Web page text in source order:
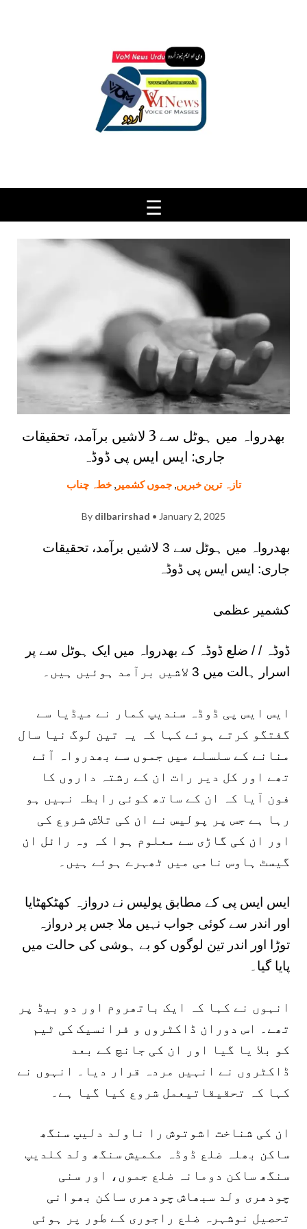
بھدرواہ میں ہوٹل سے 3 لاشیں برآمد، تحقیقات
جاری: ایس ایس پی ڈوڈہ
تازہ ترین خبریں,جموں کشمیر,خطہ چناب
By dilbarirshad • January 2, 2025
بھدرواہ میں ہوٹل سے 3 لاشیں برآمد، تحقیقات
جاری: ایس ایس پی ڈوڈہ
کشمیر عظمی
ڈوڈہ / / ضلع ڈوڈہ کے بھدرواہ میں ایک ہوٹل سے پر
اسرار ہالت میں 3 لاشیں برآمد ہوئیں ہیں۔
ایس ایس پی ڈوڈہ سندیپ کمار نے میڈیا سے
گفتگو کرتے ہوئے کہا کہ یہ تین لوگ نیا سال
منانے کے سلسلے میں جموں سے بھدرواہ آئے
تھے اور کل دیر رات ان کے رشتہ داروں کا
فون آیا کہ ان کے ساتھ کوئی رابطہ نہیں ہو
رہا ہے جس پر پولیس نے ان کی تلاش شروع کی
اور ان کی گاڑی سے معلوم ہوا کہ وہ رائل ان
گیسٹ ہاوس نامی میں ٹھہرے ہوئے ہیں۔
ایس ایس پی کے مطابق پولیس نے دروازہ کھٹکھٹایا
اور اندر سے کوئی جواب نہیں ملا جس پر دروازہ
توڑا اور اندر تین لوگوں کو بے ہوشی کی حالت میں
پایا گیا۔
انہوں نے کہا کہ ایک باتھروم اور دو بیڈ پر
تھے۔ اس دوران ڈاکٹروں و فرانسیک کی ٹیم
کو بلا یا گیا اور ان کی جانچ کے بعد
ڈاکٹروں نے انہیں مردہ قرار دیا۔ انہوں نے
کہا کہ تحقیقاتیعمل شروع کیا گیا ہے۔
ان کی شناخت اشوتوش را ناولد دلیپ سنگھ
ساکن بھلہ ضلع ڈوڈہ مکمیش سنگھ ولد کلدیپ
سنگھ ساکن دومانہ ضلع جموں، اور سنی
چودھری ولد سبھاش چودھری ساکن بھوانی
تحصیل نوشہرہ ضلع راجوری کے طور پر ہوئی